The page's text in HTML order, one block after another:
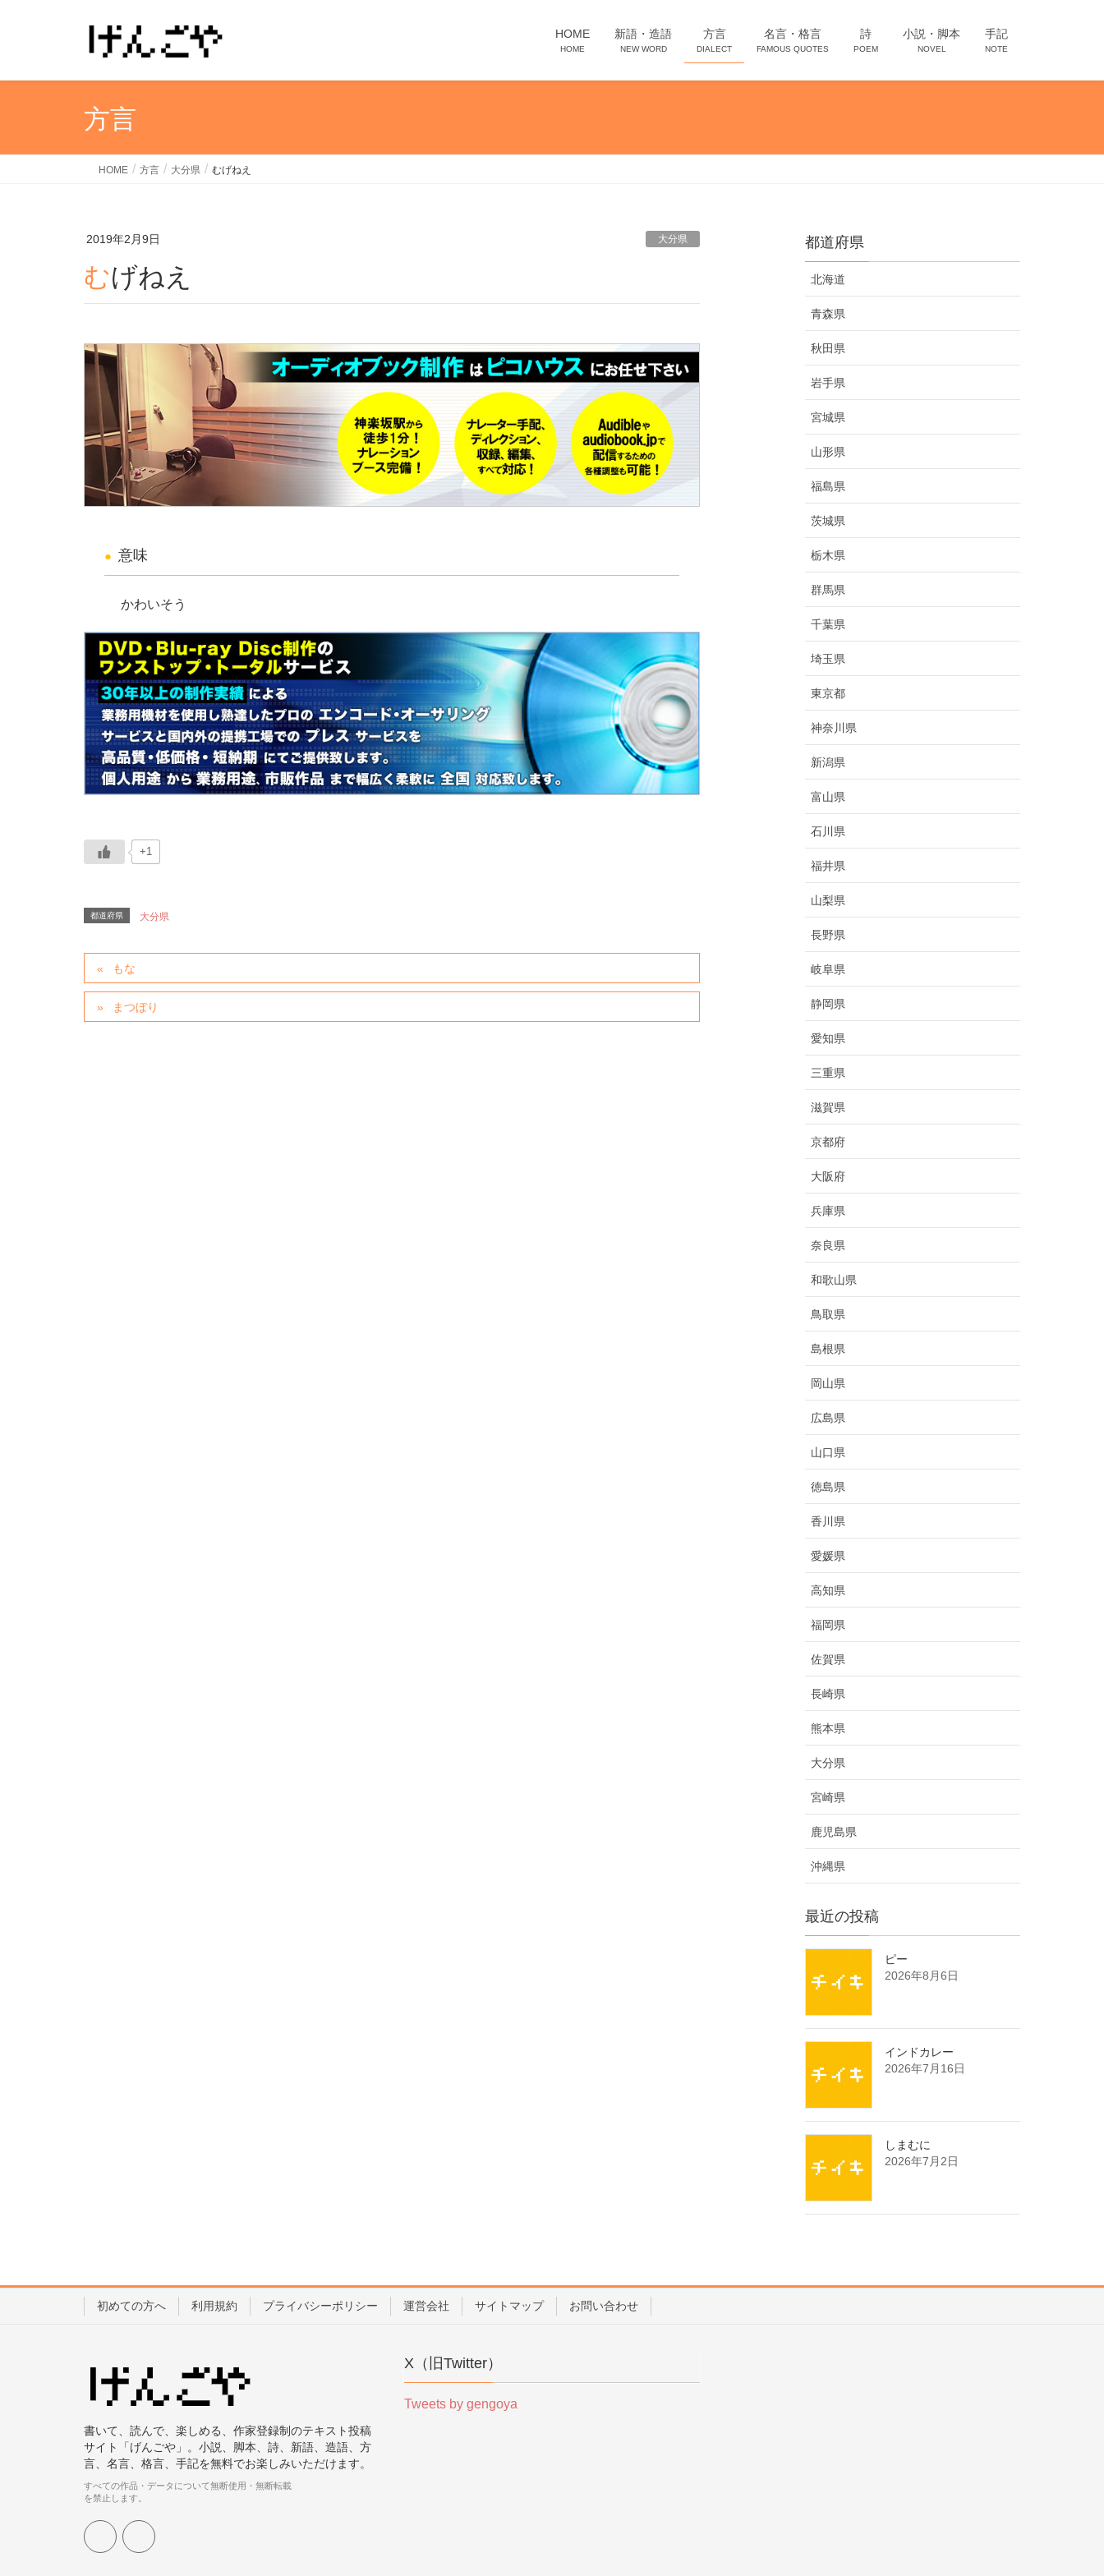
HOME
HOME
新語・造語
NEW WORD
方言
DIALECT
名言・格言
FAMOUS QUOTES
詩
POEM
小説・脚本
NOVEL
手記
NOTE
方言
HOME 方言 大分県 むげねえ
2019年2月9日 大分県
むげねえ
意味
かわいそう
+1
都道府県 大分県
もな
まつぼり
都道府県
北海道
青森県
秋田県
岩手県
宮城県
山形県
福島県
茨城県
栃木県
群馬県
千葉県
埼玉県
東京都
神奈川県
新潟県
富山県
石川県
福井県
山梨県
長野県
岐阜県
静岡県
愛知県
三重県
滋賀県
京都府
大阪府
兵庫県
奈良県
和歌山県
鳥取県
島根県
岡山県
広島県
山口県
徳島県
香川県
愛媛県
高知県
福岡県
佐賀県
長崎県
熊本県
大分県
宮崎県
鹿児島県
沖縄県
最近の投稿
ピー
2026年8月6日
インドカレー
2026年7月16日
しまむに
2026年7月2日
初めての方へ 利用規約 プライバシーポリシー 運営会社 サイトマップ お問い合わせ
書いて、読んで、楽しめる、作家登録制のテキスト投稿
サイト「げんごや」。小説、脚本、詩、新語、造語、方
言、名言、格言、手記を無料でお楽しみいただけます。
すべての作品・データについて無断使用・無断転載
を禁止します。
X（旧Twitter）
Tweets by gengoya